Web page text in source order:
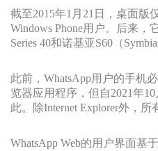
截至2015年1月21日，桌面版
Windows Phone用户。后来，
Series 40和诺基亚S60（
此前，WhatsApp用户的手机
览器应用程序，但自2021年
此。除Internet Explorer外，
WhatsApp Web的用户界面基